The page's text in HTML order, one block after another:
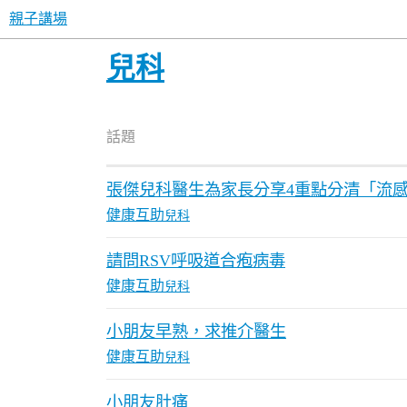
親子講場
兒科
話題
張傑兒科醫生為家長分享4重點分清「流
健康互助 兒科
請問RSV呼吸道合疱病毒
健康互助 兒科
小朋友早熟，求推介醫生
健康互助 兒科
小朋友肚痛